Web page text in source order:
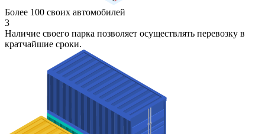
Более 100 своих автомобилей
3
Наличие своего парка позволяет осуществлять перевозку в
кратчайшие сроки.